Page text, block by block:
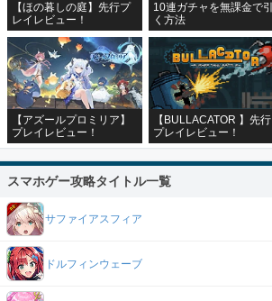
【ほの暮しの庭】先行プ
レイレビュー！
10連ガチャを無課金で引
く方法
【アズールプロミリア】
プレイレビュー！
【BULLACATOR 】先行
プレイレビュー！
スマホゲー攻略タイトル一覧
サファイアスフィア
ドルフィンウェーブ